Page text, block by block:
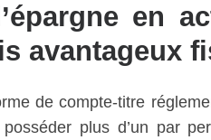
en
avantageux
de compte-titre
posséder plus d’un par